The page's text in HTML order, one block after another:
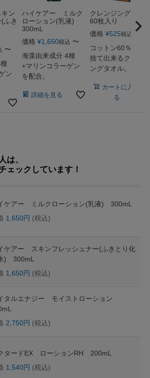
ン
ふき
〜
ン
ハイケアー ミルク
ローション(乳液)
300mL
価格 ¥1,650税込 〜
海藻由来成分 4種
+マリンコラーゲン
を配合。
詳細を見る
クレンジングタオ
60枚入り
価格 ¥525税込
コットン60％！使
捨て出来るクレン
ングタオル。
カートに入れ
る
は、
ェックしています！
ケアー ミルクローション(乳液) 300mL
1,650円 (税込)
ケアー スキンフレッシュナー(ふきとり化
) 300mL
1,650円 (税込)
タルエナジー モイストローション
2,750円 (税込)
タードEX ローションRH 200mL
1,540円 (税込)